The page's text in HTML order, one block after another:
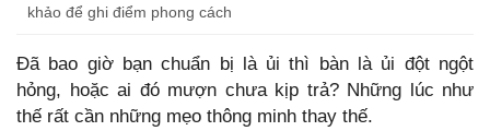
khảo để ghi điểm phong cách
Đã bao giờ bạn chuẩn bị là ủi thì bàn là ủi đột ngột
hỏng, hoặc ai đó mượn chưa kịp trả? Những lúc như
thế rất cần những mẹo thông minh thay thế.